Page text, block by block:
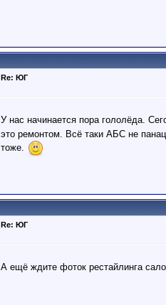
Re: ЮГ
У нас начинается пора гололёда.
это ремонтом. Всё таки АБС не
тоже.
Re: ЮГ
А ещё ждите фоток рестайлинга